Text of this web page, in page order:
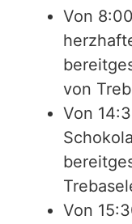
Von
von
Von
Von